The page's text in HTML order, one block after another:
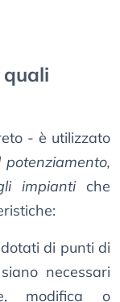
- è utilizzato
impianti che
di punti di
necessari
modifica o